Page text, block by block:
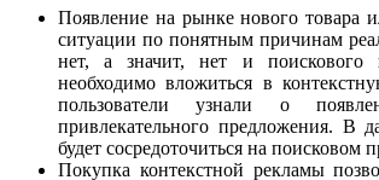
Появление на рынке нового товара
ситуации по понятным причинам
нет, а значит, нет и поискового
необходимо вложиться в
пользователи узнали о
привлекательного предложения. В
будет сосредоточиться на поисковом
Покупка контекстной рекламы